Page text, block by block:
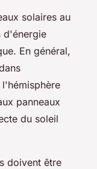
solaires au
d'énergie
En général,
panneaux
du soleil
doivent être